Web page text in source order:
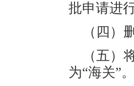
批申请进
（四）
（五）
为“海关”